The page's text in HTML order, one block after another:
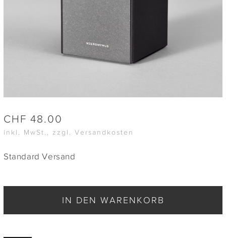
CHF 48.00
inkl. MwSt., zzgl. Versandkosten
Standard Versand
IN DEN WARENKORB